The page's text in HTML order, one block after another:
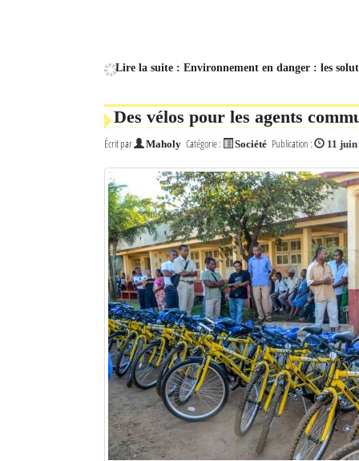
Lire la suite : Environnement en danger : les
Des vélos pour les agents
Écrit par Maholy Catégorie : Société Publication : 11